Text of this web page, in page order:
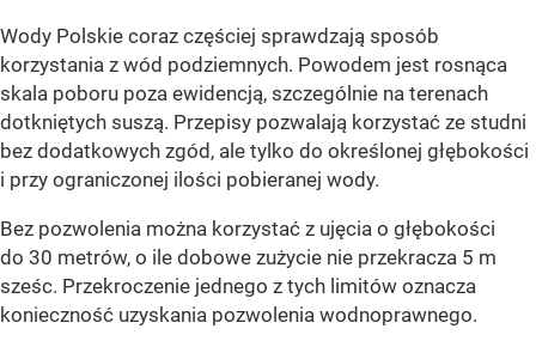
Wody Polskie coraz częściej sprawdzają sposób
korzystania z wód podziemnych. Powodem jest rosnąca
skala poboru poza ewidencją, szczególnie na terenach
dotkniętych suszą. Przepisy pozwalają korzystać ze studni
bez dodatkowych zgód, ale tylko do określonej głębokości
i przy ograniczonej ilości pobieranej wody.
Bez pozwolenia można korzystać z ujęcia o głębokości
do 30 metrów, o ile dobowe zużycie nie przekracza 5 m
sześc. Przekroczenie jednego z tych limitów oznacza
konieczność uzyskania pozwolenia wodnoprawnego.